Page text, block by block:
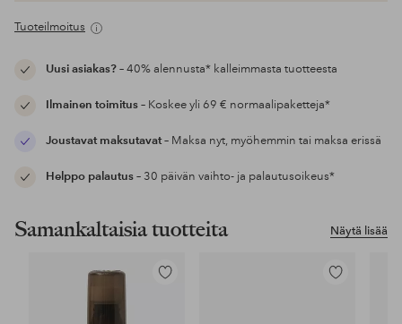
Tuoteilmoitus
Uusi asiakas?– 40% alennusta* kalleimmasta tuotteesta
Ilmainen toimitus– Koskee yli 69 € normaalipaketteja*
Joustavat maksutavat– Maksa nyt, myöhemmin tai maksa erissä
Helppo palautus– 30 päivän vaihto- ja palautusoikeus*
Näytä lisää
Samankaltaisia tuotteita
Lisää
Lisää